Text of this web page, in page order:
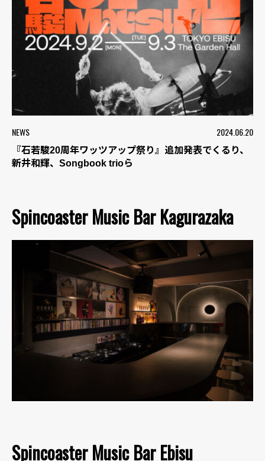
NEWS 2024.06.20
『石若駿20周年ワッツアップ祭り』追加発表でくるり、
新井和輝、Songbook trioら
Spincoaster Music Bar Kagurazaka
Spincoaster Music Bar Ebisu